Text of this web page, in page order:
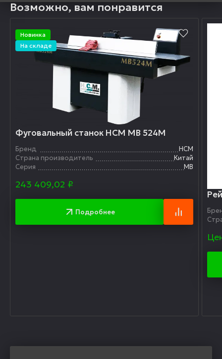
Возможно, вам понравится
Новинка
На складе
Фуговальный станок HCM MB 524M
Бренд
HCM
Страна производитель
Китай
Серия
MB
243 409,02 ₽
Подробнее